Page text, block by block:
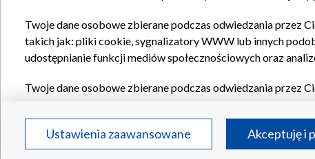
Twoje dane osobowe zbierane podczas odwiedzania przez
takich jak: pliki cookie, sygnalizatory WWW lub innych
udostępnianie funkcji mediów społecznościowych oraz
Twoje dane osobowe zbierane podczas odwiedzania przez
Partnerów TVPdla realizacji następujących celów i funkcji:
reklam, tworzenia profilu spersonalizowanych reklam,
treści, stosowania badań rynkowych w celu generowania
Ustawienia zaawansowane Akceptuję i